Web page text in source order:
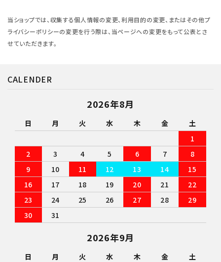
当ショップでは、収集する個人情報の変更、利用目的の変更、またはその他プ
ライバシーポリシーの変更を行う際は、当ページへの変更をもって公表とさ
せていただきます。
CALENDER
2026年8月
日 月 火 水 木 金
土
1
2
3 4 5 6 7
8
9
10 11 12 13 14
15
16
17 18 19 20 21
22
23
24 25 26 27 28
29
30
31
2026年9月
日 月 火 水 木 金
土